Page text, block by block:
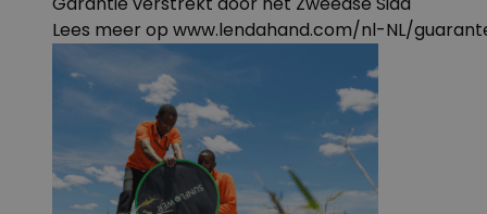
Lees meer op www.lendahand.com/nl-NL/